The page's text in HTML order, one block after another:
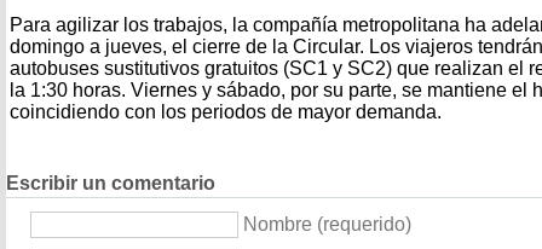
Para agilizar los trabajos, la compañía metropolitana ha
domingo a jueves, el cierre de la Circular. Los viajeros
autobuses sustitutivos gratuitos (SC1 y SC2) que realizan el
la 1:30 horas. Viernes y sábado, por su parte, se mantiene el
coincidiendo con los periodos de mayor demanda.
Escribir un comentario
Nombre (requerido)